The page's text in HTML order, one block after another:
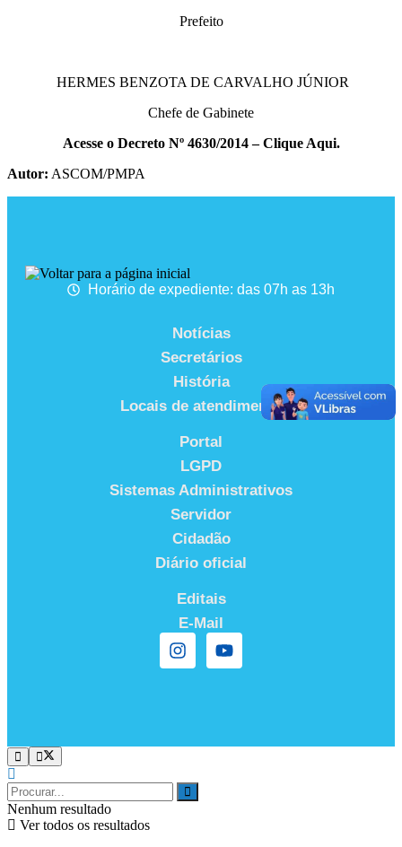
Prefeito
HERMES BENZOTA DE CARVALHO JÚNIOR
Chefe de Gabinete
Acesse o Decreto Nº 4630/2014 – Clique Aqui.
Autor: ASCOM/PMPA
Horário de expediente: das 07h as 13h
Notícias
Secretários
História
Locais de atendimento
Portal
LGPD
Sistemas Administrativos
Servidor
Cidadão
Diário oficial
Editais
E-Mail
Nenhum resultado
Ver todos os resultados